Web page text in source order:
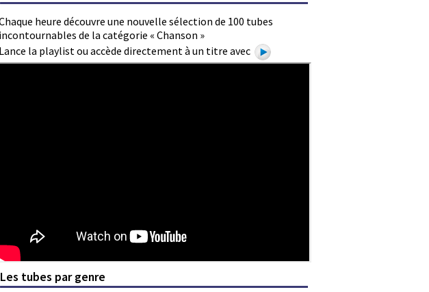
heure découvre une nouvelle sélection de 100 tubes
incontournables de la catégorie « Chanson »
Lance la playlist ou accède directement à un titre avec
Les tubes par genre